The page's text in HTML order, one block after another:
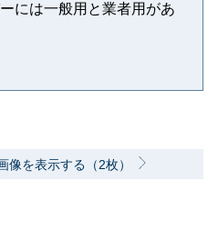
には一般用と業者用があ
像を表示する（2枚）